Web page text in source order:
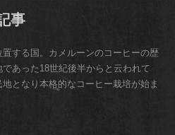
事
する国。カメルーンのコーヒーの歴
あった18世紀後半からと云われて
となり本格的なコーヒー栽培が始ま